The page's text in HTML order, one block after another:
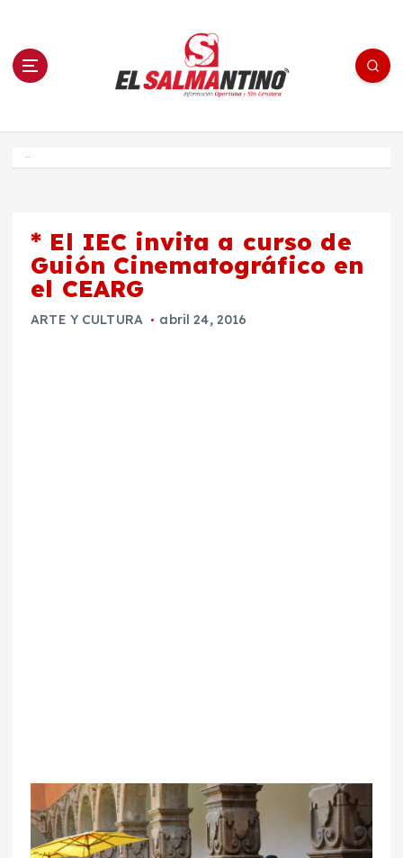
n El Salmantino - medios/noticias/editorial
* El IEC invita a curso de
Guión Cinematográfico en
el CEARG
ARTE Y CULTURA abril 24, 2016